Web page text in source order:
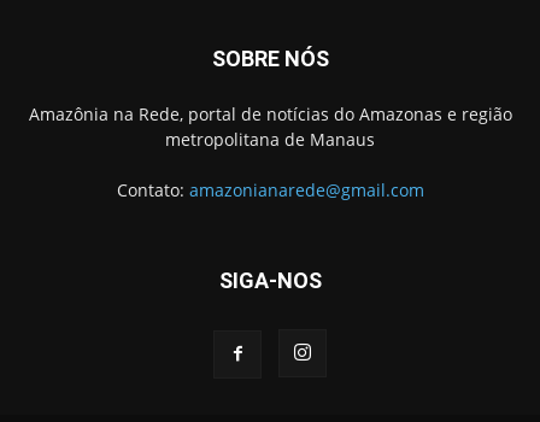
SOBRE NÓS
Amazônia na Rede, portal de notícias do Amazonas e região
metropolitana de Manaus
Contato: amazonianarede@gmail.com
SIGA-NOS